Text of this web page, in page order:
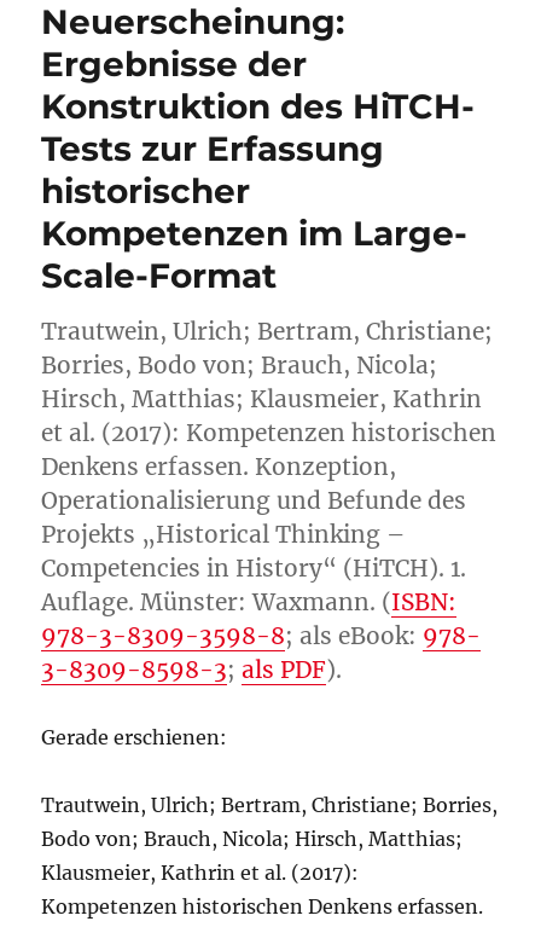
HiTCH-
Projekt
/
New
Publication
from
the
HiTCH
project
Neuerscheinung:
Ergebnisse der
Konstruktion des HiTCH-
Tests zur Erfassung
historischer
Kompetenzen im Large-
Scale-Format
Trautwein, Ulrich; Bertram, Christiane;
Borries, Bodo von; Brauch, Nicola;
Hirsch, Matthias; Klausmeier, Kathrin
et al. (2017): Kompetenzen historischen
Denkens erfassen. Konzeption,
Operationalisierung und Befunde des
Projekts „Historical Thinking –
Competencies in History“ (HiTCH). 1.
Auflage. Münster: Waxmann. (ISBN:
978-3-8309-3598-8; als eBook: 978-
3-8309-8598-3;als PDF).
Gerade erschienen:
Trautwein, Ulrich; Bertram, Christiane; Borries,
Bodo von; Brauch, Nicola; Hirsch, Matthias;
Klausmeier, Kathrin et al. (2017):
Kompetenzen historischen Denkens erfassen.